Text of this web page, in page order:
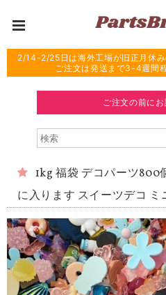
2/14-2/25日は海外工場が旧正月休
ご注文は発送まで3-4週間
ご注文の前に
1kg 福袋 デコパーツ800
に入ります スイーツデコ ミ